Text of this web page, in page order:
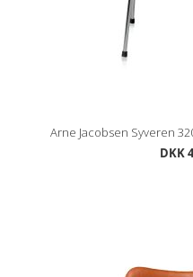
Arne Jacobsen Syveren
DKK